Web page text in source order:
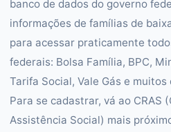
banco de dados do governo
informações de famílias de
para acessar praticamente
federais: Bolsa Família, BPC,
Tarifa Social, Vale Gás e muitos
Para se cadastrar, vá ao CRAS
Assistência Social) mais